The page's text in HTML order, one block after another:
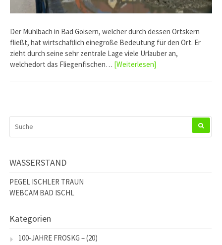
Der Mühlbach in Bad Goisern, welcher durch dessen Ortskern
fließt, hat wirtschaftlich einegroße Bedeutung für den Ort. Er
zieht durch seine sehr zentrale Lage viele Urlauber an,
welchedort das Fliegenfischen… [Weiterlesen]
NACH:
WASSERSTAND
PEGEL ISCHLER TRAUN
WEBCAM BAD ISCHL
Kategorien
100-JAHRE FROSKG –(20)